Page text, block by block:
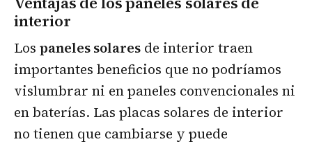
interior
Los paneles solares de interior traen
importantes beneficios que no podríamos
vislumbrar ni en paneles convencionales ni
en baterías. Las placas solares de interior
no tienen que cambiarse y puede